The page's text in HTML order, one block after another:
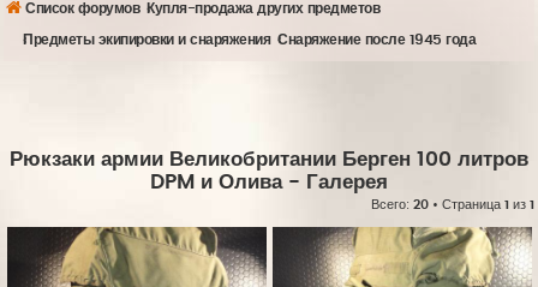
Список форумов Купля-продажа других предметов
Предметы экипировки и снаряжения Снаряжение после 1945 года
Рюкзаки армии Великобритании Берген 100 литров
DPM и Олива- Галерея
Всего: 20 • Страница 1 из 1